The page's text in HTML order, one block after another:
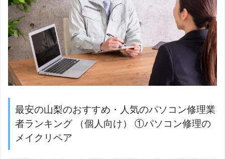
最安の山梨のおすすめ・人気のパソコン修理業
者ランキング （個人向け） ①パソコン修理の
メイクリペア